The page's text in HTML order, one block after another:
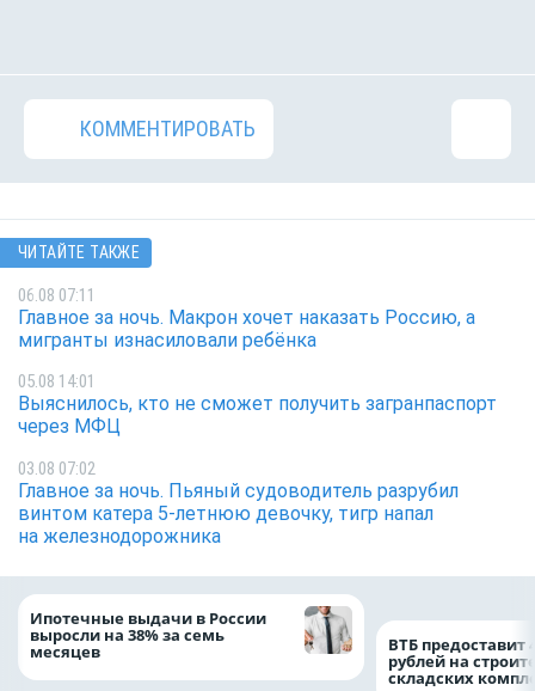
КОММЕНТИРОВАТЬ
ЧИТАЙТЕ ТАКЖЕ
06.08 07:11
Главное за ночь. Макрон хочет наказать Россию, а
мигранты изнасиловали ребёнка
05.08 14:01
Выяснилось, кто не сможет получить загранпаспорт
через МФЦ
03.08 07:02
Главное за ночь. Пьяный судоводитель разрубил
винтом катера 5-летнюю девочку, тигр напал
на железнодорожника
Ипотечные выдачи в России
выросли на 38% за семь
месяцев ВТБ предоставит
рублей на
складских